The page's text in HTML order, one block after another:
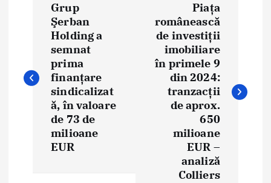
i
g
Grup
Şerban
Holding a
semnat
prima
finanțare
sindicalizat
ă, în valoare
de 73 de
milioane
EUR
Piața
românească
de investiții
imobiliare
în primele 9
din 2024:
tranzacții
de aprox.
650
milioane
EUR –
analiză
Colliers